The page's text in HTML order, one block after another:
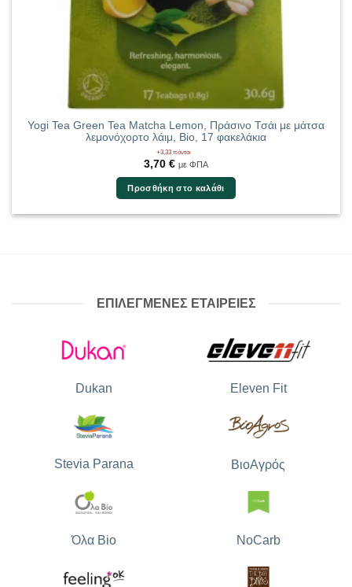
Yogi Tea Green Tea Matcha Lemon, Πράσινο Τσάι με μάτσα
λεμονόχορτο λάιμ, Bio, 17 φακελάκια
+3,33 πόντοι
3,70 € με ΦΠΑ
Προσθήκη στο καλάθι
ΕΠΙΛΕΓΜΕΝΕΣ ΕΤΑΙΡΕΙΕΣ
Dukan Eleven Fit
Stevia Parana ΒιοΑγρός
Όλα Bio NoCarb